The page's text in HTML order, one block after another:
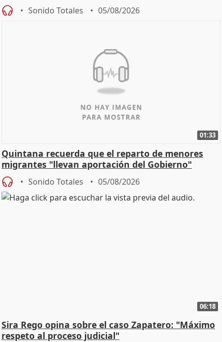
Sonido Totales 05/08/2026
01:33
Quintana recuerda que el reparto de menores
migrantes "llevan aportación del Gobierno"
central
Sonido Totales 05/08/2026
06:18
Sira Rego opina sobre el caso Zapatero: "Máximo
respeto al proceso judicial"